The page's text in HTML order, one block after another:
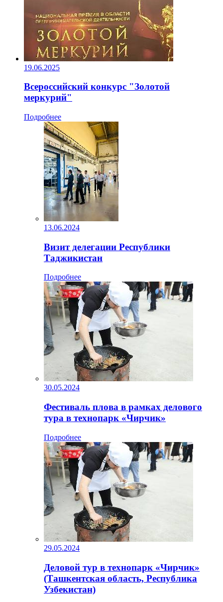
19.06.2025
Всероссийский конкурс "Золотой
меркурий"
Подробнее
13.06.2024
Визит делегации Республики
Таджикистан
Подробнее
30.05.2024
Фестиваль плова в рамках делового
тура в технопарк «Чирчик»
Подробнее
29.05.2024
Деловой тур в технопарк «Чирчик»
(Ташкентская область, Республика
Узбекистан)